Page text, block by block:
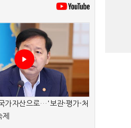
가자산으로…'보관·평가·처